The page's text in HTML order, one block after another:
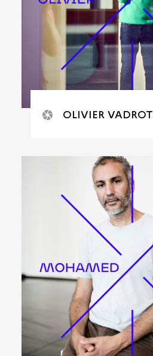
OLIVIER VADROT